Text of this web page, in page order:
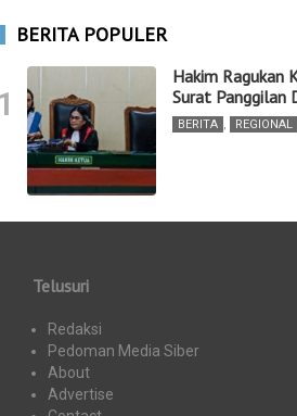
BERITA POPULER
Hakim Ragukan
Surat Panggilan
BERITA , REGIONAL
Telusuri
Redaksi
Pedoman Media Siber
About
Advertise